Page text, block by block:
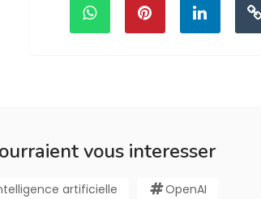
vous interesser
artificielle OpenAI